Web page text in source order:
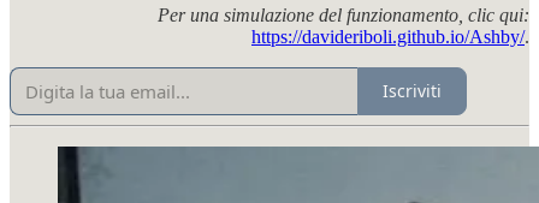
Per una simulazione del funzionamento, clic qui:
https://davideriboli.github.io/Ashby/.
Iscriviti